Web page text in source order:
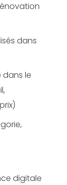
dans
le
digitale